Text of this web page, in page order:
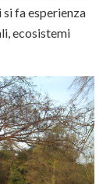
fa esperienza
ecosistemi